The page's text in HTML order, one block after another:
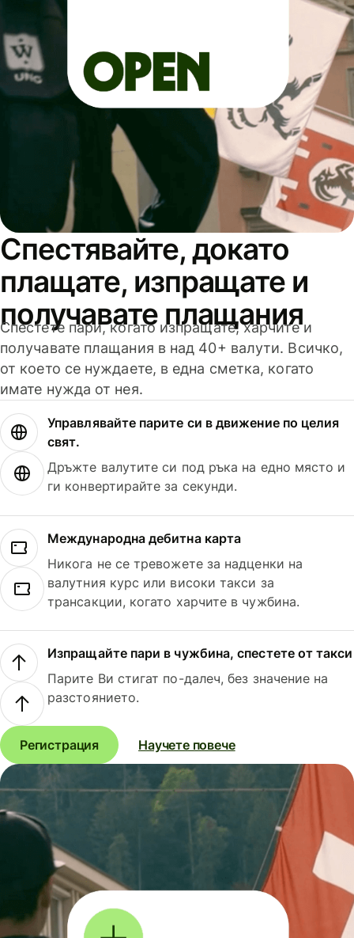
Спестявайте, докато
плащате, изпращате и
получавате плащания
Спестете пари, когато изпращате, харчите и
получавате плащания в над 40+ валути. Всичко,
от което се нуждаете, в една сметка, когато
имате нужда от нея.
Управлявайте парите си в движение по целия
свят.
Дръжте валутите си под ръка на едно място и
ги конвертирайте за секунди.
Международна дебитна карта
Никога не се тревожете за надценки на
валутния курс или високи такси за
трансакции, когато харчите в чужбина.
Изпращайте пари в чужбина, спестете от такси
Парите Ви стигат по-далеч, без значение на
разстоянието.
Регистрация Научете повече